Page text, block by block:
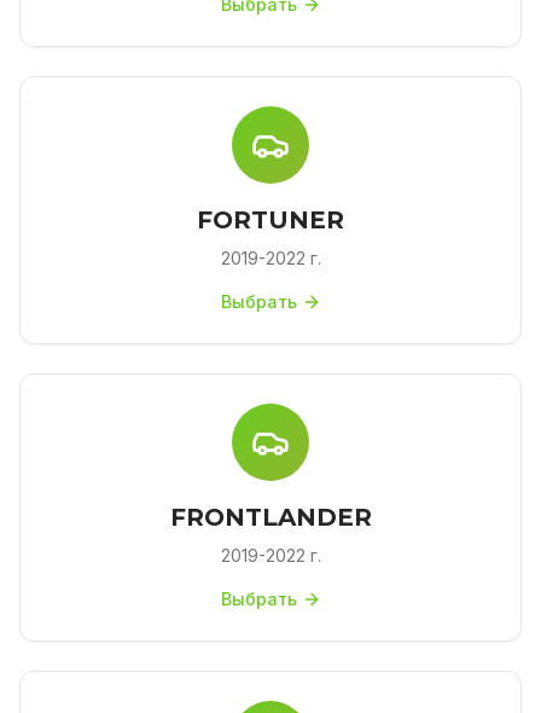
Выбрать
FORTUNER
2019-2022 г.
Выбрать
FRONTLANDER
2019-2022 г.
Выбрать